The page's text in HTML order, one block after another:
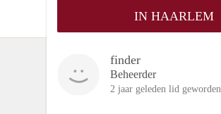
IN HAARLEM
finder
Beheerder
2 jaar geleden lid geworden